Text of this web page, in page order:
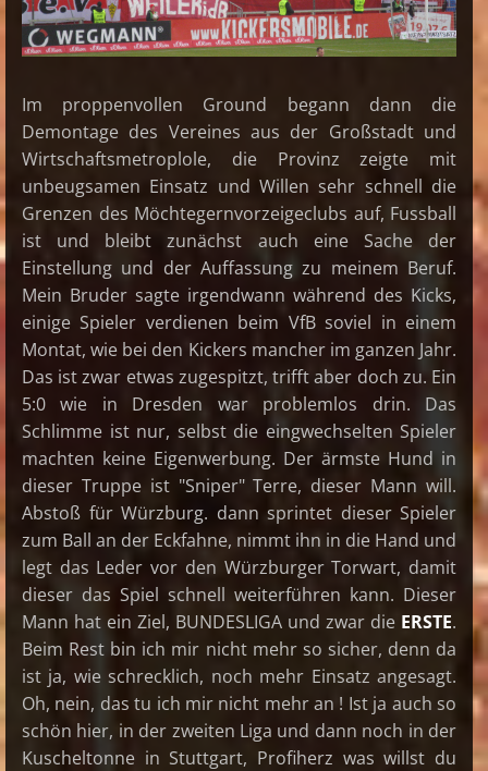
Im proppenvollen Ground begann dann die
Demontage des Vereines aus der Großstadt und
Wirtschaftsmetroplole, die Provinz zeigte mit
unbeugsamen Einsatz und Willen sehr schnell die
Grenzen des Möchtegernvorzeigeclubs auf, Fussball
ist und bleibt zunächst auch eine Sache der
Einstellung und der Auffassung zu meinem Beruf.
Mein Bruder sagte irgendwann während des Kicks,
einige Spieler verdienen beim VfB soviel in einem
Montat, wie bei den Kickers mancher im ganzen Jahr.
Das ist zwar etwas zugespitzt, trifft aber doch zu. Ein
5:0 wie in Dresden war problemlos drin. Das
Schlimme ist nur, selbst die eingwechselten Spieler
machten keine Eigenwerbung. Der ärmste Hund in
dieser Truppe ist "Sniper" Terre, dieser Mann will.
Abstoß für Würzburg. dann sprintet dieser Spieler
zum Ball an der Eckfahne, nimmt ihn in die Hand und
legt das Leder vor den Würzburger Torwart, damit
dieser das Spiel schnell weiterführen kann. Dieser
Mann hat ein Ziel, BUNDESLIGA und zwar die ERSTE.
Beim Rest bin ich mir nicht mehr so sicher, denn da
ist ja, wie schrecklich, noch mehr Einsatz angesagt.
Oh, nein, das tu ich mir nicht mehr an ! Ist ja auch so
schön hier, in der zweiten Liga und dann noch in der
Kuscheltonne in Stuttgart, Profiherz was willst du